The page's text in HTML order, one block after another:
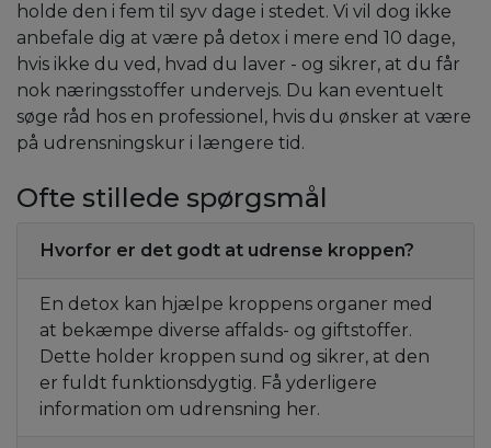
holde den i fem til syv dage i stedet. Vi vil dog ikke
anbefale dig at være på detox i mere end 10 dage,
hvis ikke du ved, hvad du laver - og sikrer, at du får
nok næringsstoffer undervejs. Du kan eventuelt
søge råd hos en professionel, hvis du ønsker at være
på udrensningskur i længere tid.
Ofte stillede spørgsmål
Hvorfor er det godt at udrense kroppen?
En detox kan hjælpe kroppens organer med
at bekæmpe diverse affalds- og giftstoffer.
Dette holder kroppen sund og sikrer, at den
er fuldt funktionsdygtig. Få yderligere
information om udrensning her.